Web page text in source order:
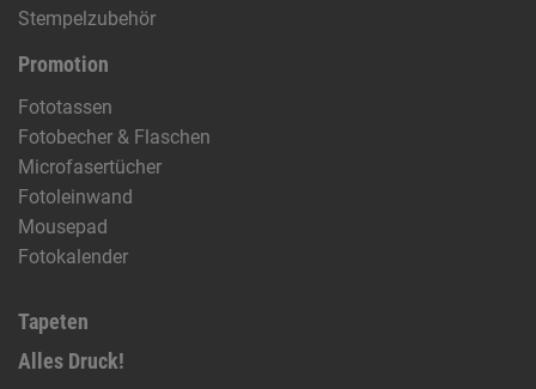
Stempelzubehör
Promotion
Fototassen
Fotobecher & Flaschen
Microfasertücher
Fotoleinwand
Mousepad
Fotokalender
Tapeten
Alles Druck!